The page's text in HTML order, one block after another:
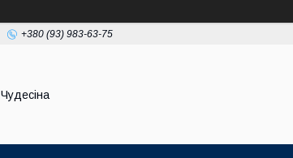
+380 (93) 983-63-75
Чудесіна